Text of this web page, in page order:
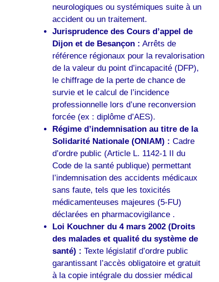
neurologiques ou systémiques suite à un
accident ou un traitement.
Jurisprudence des Cours d’appel de
Dijon et de Besançon : Arrêts de
référence régionaux pour la revalorisation
de la valeur du point d’incapacité (DFP),
le chiffrage de la perte de chance de
survie et le calcul de l’incidence
professionnelle lors d’une reconversion
forcée (ex : diplôme d’AES).
Régime d’indemnisation au titre de la
Solidarité Nationale (ONIAM) : Cadre
d’ordre public (Article L. 1142-1 II du
Code de la santé publique) permettant
l’indemnisation des accidents médicaux
sans faute, tels que les toxicités
médicamenteuses majeures (5-FU)
déclarées en pharmacovigilance .
Loi Kouchner du 4 mars 2002 (Droits
des malades et qualité du système de
santé) : Texte législatif d’ordre public
garantissant l’accès obligatoire et gratuit
à la copie intégrale du dossier médical